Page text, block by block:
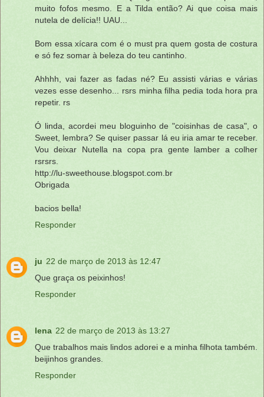
muito fofos mesmo. E a Tilda então? Ai que coisa mais
nutela de delícia!! UAU...
Bom essa xícara com é o must pra quem gosta de costura
e só fez somar à beleza do teu cantinho.
Ahhhh, vai fazer as fadas né? Eu assisti várias e várias
vezes esse desenho... rsrs minha filha pedia toda hora pra
repetir. rs
Ó linda, acordei meu bloguinho de "coisinhas de casa", o
Sweet, lembra? Se quiser passar lá eu iria amar te receber.
Vou deixar Nutella na copa pra gente lamber a colher
rsrsrs.
http://lu-sweethouse.blogspot.com.br
Obrigada
bacios bella!
Responder
ju 22 de março de 2013 às 12:47
Que graça os peixinhos!
Responder
lena 22 de março de 2013 às 13:27
Que trabalhos mais lindos adorei e a minha filhota também.
beijinhos grandes.
Responder